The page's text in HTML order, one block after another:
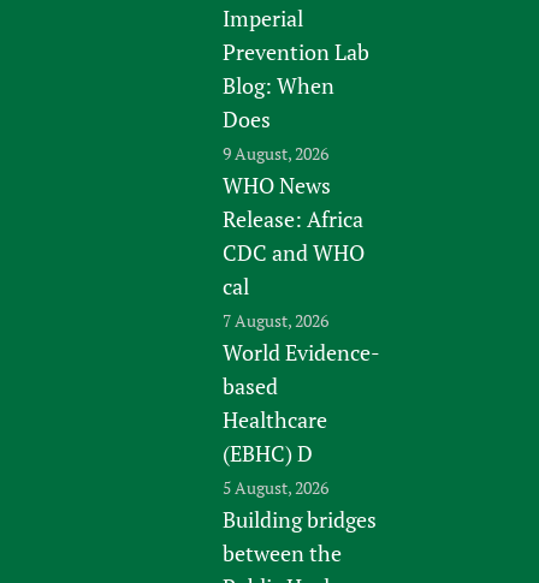
Imperial
Prevention Lab
Blog: When
Does
9 August, 2026
WHO News
Release: Africa
CDC and WHO
cal
7 August, 2026
World Evidence-
based
Healthcare
(EBHC) D
5 August, 2026
Building bridges
between the